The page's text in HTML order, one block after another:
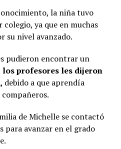
la niña tuvo
ya que en muchas
su nivel avanzado.
pudieron encontrar un
los profesores les dijeron
debido a que aprendía
de Michelle se contactó
para avanzar en el grado